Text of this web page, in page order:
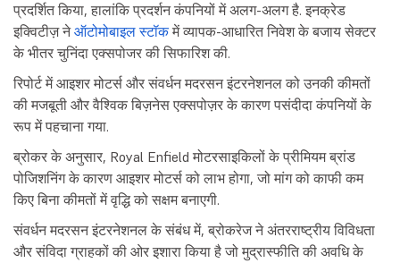
प्रदर्शित किया, हालांकि प्रदर्शन कंपनियों में अलग-अलग है. इनक्रेड
इक्विटीज़ नेऑटोमोबाइल स्टॉकमें व्यापक-आधारित निवेश के बजाय सेक्टर
के भीतर चुनिंदा एक्सपोजर की सिफारिश की.
रिपोर्ट में आइशर मोटर्स और संवर्धन मदरसन इंटरनेशनल को उनकी कीमतों
की मजबूती और वैश्विक बिज़नेस एक्सपोज़र के कारण पसंदीदा कंपनियों के
रूप में पहचाना गया.
ब्रोकर के अनुसार, Royal Enfield मोटरसाइकिलों के प्रीमियम ब्रांड
पोजिशनिंग के कारण आइशर मोटर्स को लाभ होगा, जो मांग को काफी कम
किए बिना कीमतों में वृद्धि को सक्षम बनाएगी.
संवर्धन मदरसन इंटरनेशनल के संबंध में, ब्रोकरेज ने अंतरराष्ट्रीय विविधता
और संविदा ग्राहकों की ओर इशारा किया है जो मुद्रास्फीति की अवधि के